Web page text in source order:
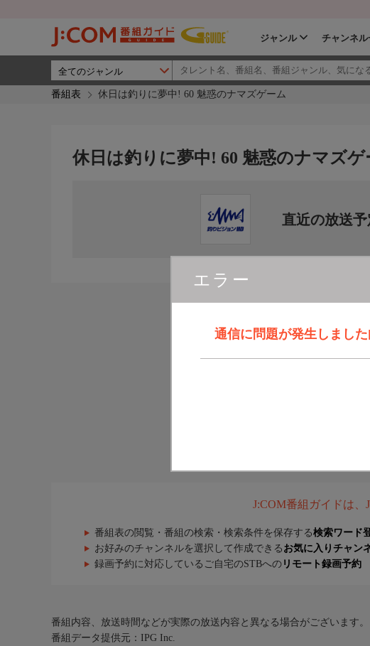
ジャンル チャンネル
番組表 休日は釣りに夢中! 60 魅惑のナマズゲーム
エラー
通信に問題が発生しまし
休日は釣りに夢中! 60 魅惑のナマズゲ
直近の放送
J:COM番組ガイドは、
番組表の閲覧・番組の検索・検索条件を保存する検索ワード
お好みのチャンネルを選択して作成できる お気に入りチャン
録画予約に対応しているご自宅のSTBへの リモート録画予約
番組内容、放送時間などが実際の放送内容と異なる場合がございます。
番組データ提供元：IPG Inc.